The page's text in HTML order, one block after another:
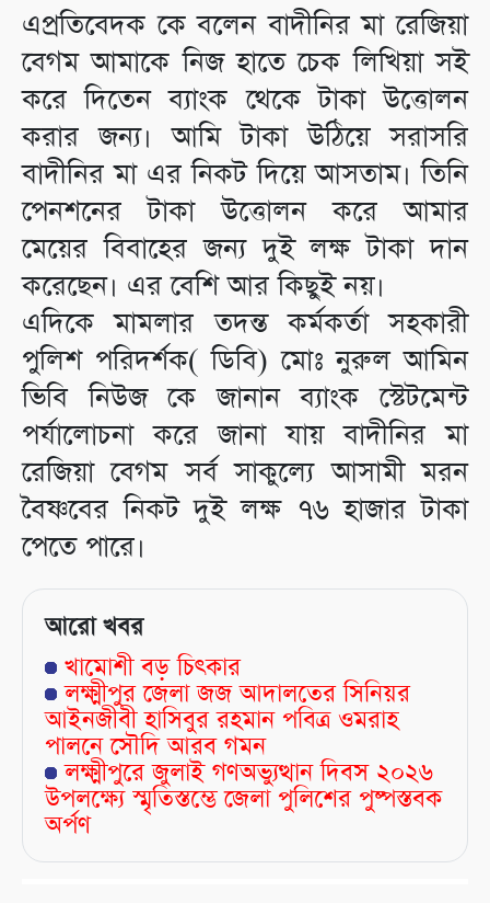
এপ্রতিবেদক কে বলেন বাদীনির মা রেজিয়া
বেগম আমাকে নিজ হাতে চেক লিখিয়া সই
করে দিতেন ব্যাংক থেকে টাকা উত্তোলন
করার জন্য। আমি টাকা উঠিয়ে সরাসরি
বাদীনির মা এর নিকট দিয়ে আসতাম। তিনি
পেনশনের টাকা উত্তোলন করে আমার
মেয়ের বিবাহের জন্য দুই লক্ষ টাকা দান
করেছেন। এর বেশি আর কিছুই নয়।
এদিকে মামলার তদন্ত কর্মকর্তা সহকারী
পুলিশ পরিদর্শক( ডিবি) মোঃ নুরুল আমিন
ভিবি নিউজ কে জানান ব্যাংক স্টেটমেন্ট
পর্যালোচনা করে জানা যায় বাদীনির মা
রেজিয়া বেগম সর্ব সাকুল্যে আসামী মরন
বৈষ্ণবের নিকট দুই লক্ষ ৭৬ হাজার টাকা
পেতে পারে।
আরো খবর
খামোশী বড় চিৎকার
লক্ষ্মীপুর জেলা জজ আদালতের সিনিয়র
আইনজীবী হাসিবুর রহমান পবিত্র ওমরাহ
পালনে সৌদি আরব গমন
লক্ষ্মীপুরে জুলাই গণঅভ্যুত্থান দিবস ২০২৬
উপলক্ষ্যে স্মৃতিস্তম্ভে জেলা পুলিশের পুষ্পস্তবক
অর্পণ